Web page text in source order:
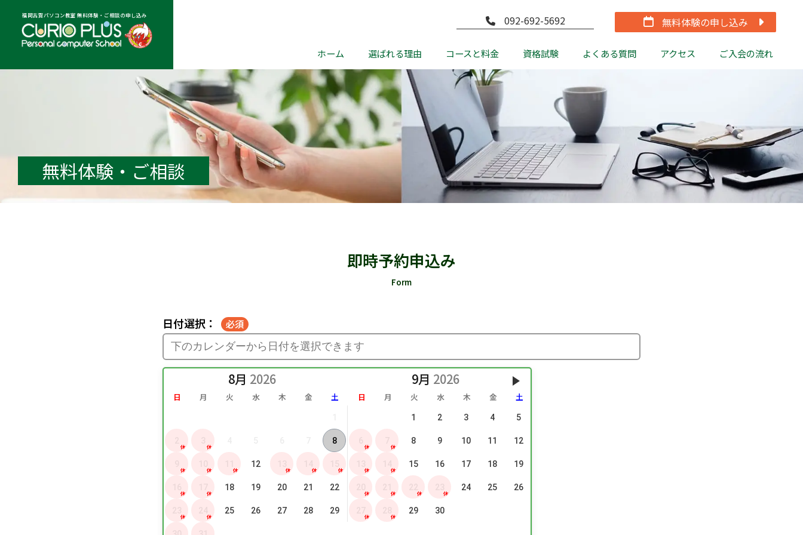
福岡古賀パソコン教室 無料体験・ご相談の申し込み
ホーム 選ばれる理由 コースと料金 資格試験 よくある質問 アクセス ご入会の流れ
無料体験の申し込み
092-692-5692
無料体験 ・ご相談
即時予約申込み
Form
日付選択：
8月 9月
日 月 火 水 木 金 土 日 月 火 水 木 金 土
休 休
8
休 休 休
12
休 休 休
休 休
18 19 20 21 22
休 休
25 26 27 28 29
1 2 3 4 5
休 休
8 9 10 11 12
休 休
15 16 17 18 19
休 休 休 休
24 25 26
休 休
29 30